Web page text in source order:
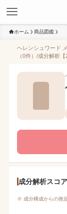
ホーム 商品図鑑
ヘレンシュワード
（0件）/成分解析
成分解析スコア
※ 成分構成からの推